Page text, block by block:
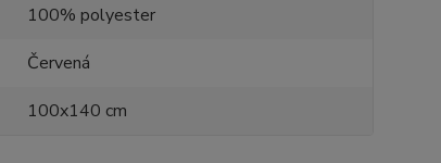
100% polyester
Červená
100x140 cm